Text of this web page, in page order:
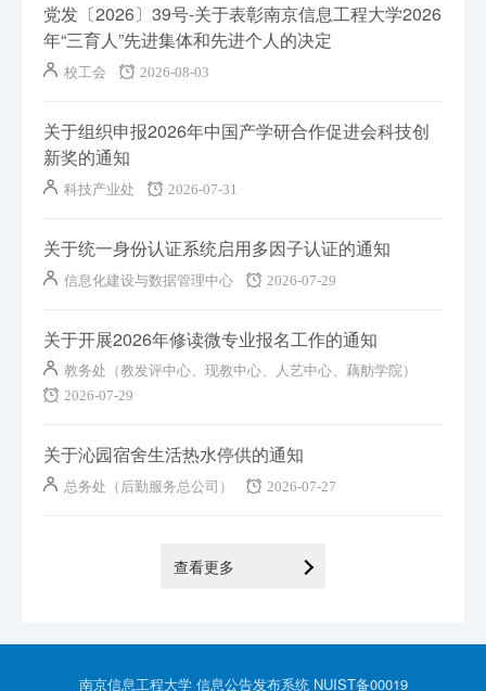
党发〔2026〕39号-关于表彰南京信息工程大学2026
年“三育人”先进集体和先进个人的决定
校工会 2026-08-03
关于组织申报2026年中国产学研合作促进会科技创
新奖的通知
科技产业处 2026-07-31
关于统一身份认证系统启用多因子认证的通知
信息化建设与数据管理中心 2026-07-29
关于开展2026年修读微专业报名工作的通知
教务处（教发评中心、现教中心、人艺中心、藕舫学院）
2026-07-29
关于沁园宿舍生活热水停供的通知
总务处（后勤服务总公司） 2026-07-27
查看更多
南京信息工程大学 信息公告发布系统 NUIST备00019